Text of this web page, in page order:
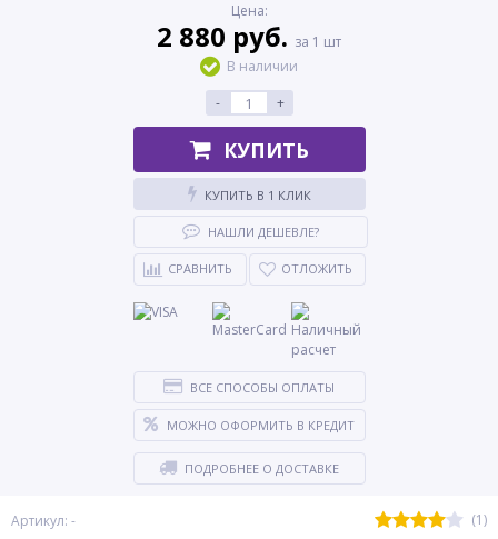
Артикул: -
(1)
Цена:
2 880 руб. за 1 шт
В наличии
-
+
КУПИТЬ
КУПИТЬ В 1 КЛИК
НАШЛИ ДЕШЕВЛЕ?
СРАВНИТЬ ОТЛОЖИТЬ
ВСЕ СПОСОБЫ ОПЛАТЫ
МОЖНО ОФОРМИТЬ В КРЕДИТ
ПОДРОБНЕЕ О ДОСТАВКЕ